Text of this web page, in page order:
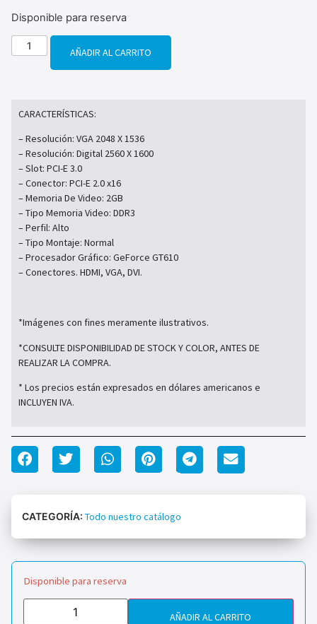
Disponible para reserva
AÑADIR AL CARRITO
CARACTERÍSTICAS:
– Resolución: VGA 2048 X 1536
– Resolución: Digital 2560 X 1600
– Slot: PCI-E 3.0
– Conector: PCI-E 2.0 x16
– Memoria De Video: 2GB
– Tipo Memoria Video: DDR3
– Perfil: Alto
– Tipo Montaje: Normal
– Procesador Gráfico: GeForce GT610
– Conectores. HDMI, VGA, DVI.
*Imágenes con fines meramente ilustrativos.
*CONSULTE DISPONIBILIDAD DE STOCK Y COLOR, ANTES DE
REALIZAR LA COMPRA.
* Los precios están expresados en dólares americanos e
INCLUYEN IVA.
CATEGORÍA: Todo nuestro catálogo
Disponible para reserva
AÑADIR AL CARRITO